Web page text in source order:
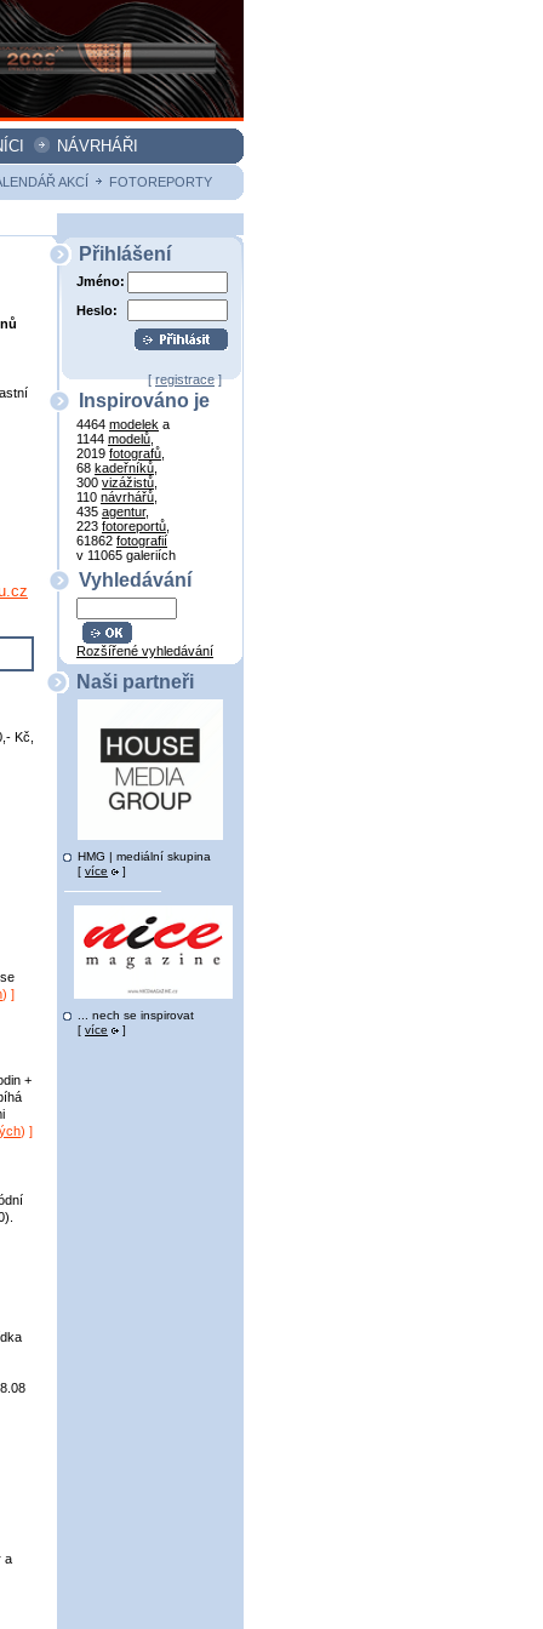
NÁVRHÁŘI
AKCÍ FOTOREPORTY
Kč,
) ]
+
) ]
a
Přihlášení
Jméno:
Heslo:
[registrace]
Inspirováno je
4464 modelek a
1144 modelů
2019 fotografů
68 kadeřníků
300 vizážistů
110 návrhářů
435 agentur,
223 fotoreportů
61862 fotografií
v 11065 galeriích
Vyhledávání
Rozšířené vyhledávání
Naši partneři
HMG | mediální skupina
[ více ]
... nech se inspirovat
[ více ]